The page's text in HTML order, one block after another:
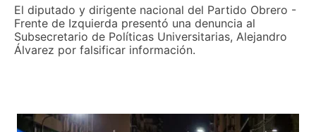
El diputado y dirigente nacional del Partido Obrero -
Frente de Izquierda presentó una denuncia al
Subsecretario de Políticas Universitarias, Alejandro
Álvarez por falsificar información.